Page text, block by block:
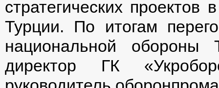
стратегических
Турции. По итогам
национальной
директор ГК